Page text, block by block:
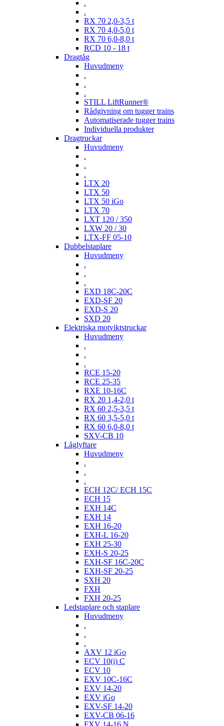
.
.
RX 70 2,0-3,5 t
RX 70 4,0-5,0 t
RX 70 6,0-8,0 t
RCD 10 - 18 t
Dragtåg
Huvudmeny
.
.
.
STILL LiftRunner®
Rådgivning om tugger trains
Automatiserade tugger trains
Individuella produkter
Dragtruckar
Huvudmeny
.
.
.
LTX 20
LTX 50
LTX 50 iGo
LTX 70
LXT 120 / 350
LXW 20 / 30
LTX-FF 05-10
Dubbelstaplare
Huvudmeny
.
.
.
EXD 18C-20C
EXD-SF 20
EXD-S 20
SXD 20
Elektriska motviktstruckar
Huvudmeny
.
.
.
RCE 15-20
RCE 25-35
RXE 10-16C
RX 20 1,4-2,0 t
RX 60 2,5-3,5 t
RX 60 3,5-5,0 t
RX 60 6,0-8,0 t
SXV-CB 10
Låglyftare
Huvudmeny
.
.
.
ECH 12C/ ECH 15C
ECH 15
EXH 14C
EXH 14
EXH 16-20
EXH-L 16-20
EXH 25-30
EXH-S 20-25
EXH-SF 16C-20C
EXH-SF 20-25
SXH 20
FXH
FXH 20-25
Ledstaplare och staplare
Huvudmeny
.
.
.
AXV 12 iGo
ECV 10(i) C
ECV 10
EXV 10C-16C
EXV 14-20
EXV iGo
EXV-SF 14-20
EXV-CB 06-16
FXV 14-16 N